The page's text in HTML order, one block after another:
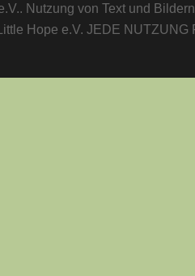
Nutzung von Text und
Hope e.V. JEDE NUTZUNG